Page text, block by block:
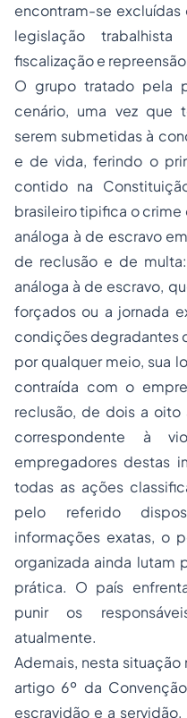
encontram-se
legislação
fiscalização e
O grupo tratado pela
cenário, uma vez que
serem submetidas à
e de vida, ferindo o
contido na
brasileiro tipifica o
análoga à de escravo
de reclusão e de multa:
análoga à de escravo,
forçados ou a jornada
condições degradantes
por qualquer meio, sua
contraída com o
reclusão, de dois a oito
correspondente à
empregadores destas
todas as ações
pelo referido
informações exatas, o
organizada ainda lutam
prática. O país
punir os
atualmente.
Ademais, nesta
artigo 6º da
escravidão e a